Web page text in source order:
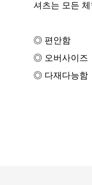
셔츠는 모든
◎ 편안함
◎ 오버사이즈
◎ 다재다능함